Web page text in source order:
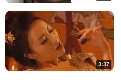
3:37